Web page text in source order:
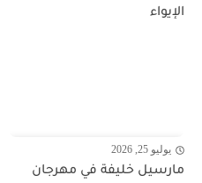
الإيواء
يوليو 25, 2026
مارسيل خليفة في مهرجان